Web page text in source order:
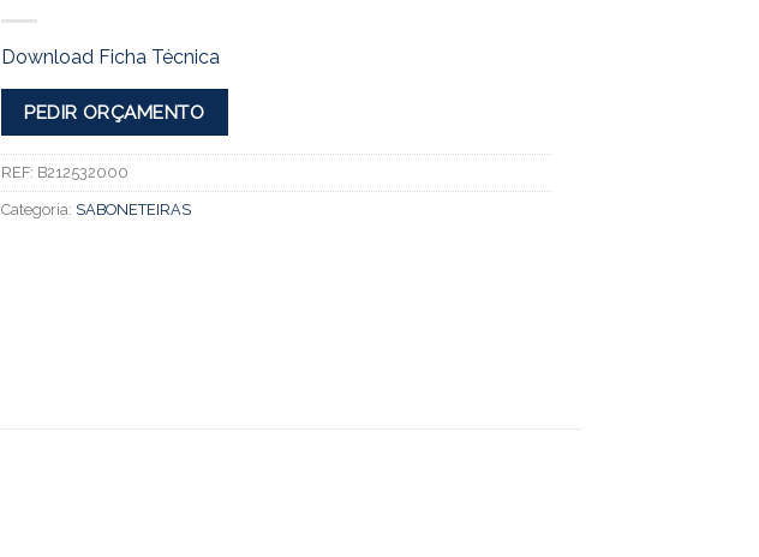
Download Ficha Técnica
PEDIR ORÇAMENTO
REF: B212532000
Categoria: SABONETEIRAS